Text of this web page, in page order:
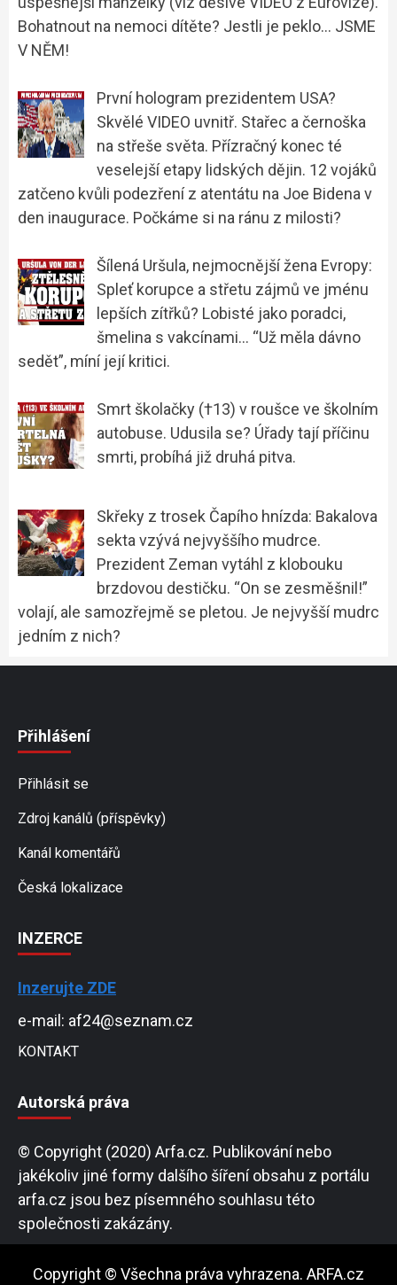
Bohatnout na nemoci dítěte? Jestli je peklo… JSME
V NĚM!
První hologram prezidentem USA?
Skvělé VIDEO uvnitř. Stařec a černoška
na střeše světa. Přízračný konec té
veselejší etapy lidských dějin. 12 vojáků
zatčeno kvůli podezření z atentátu na Joe Bidena v
den inaugurace. Počkáme si na ránu z milosti?
Šílená Uršula, nejmocnější žena Evropy:
Spleť korupce a střetu zájmů ve jménu
lepších zítřků? Lobisté jako poradci,
šmelina s vakcínami… “Už měla dávno
sedět”, míní její kritici.
Smrt školačky (†13) v roušce ve školním
autobuse. Udusila se? Úřady tají příčinu
smrti, probíhá již druhá pitva.
Skřeky z trosek Čapího hnízda: Bakalova
sekta vzývá nejvyššího mudrce.
Prezident Zeman vytáhl z klobouku
brzdovou destičku. “On se zesměšnil!”
volají, ale samozřejmě se pletou. Je nejvyšší mudrc
jedním z nich?
Přihlášení
Přihlásit se
Zdroj kanálů (příspěvky)
Kanál komentářů
Česká lokalizace
INZERCE
Inzerujte ZDE
e-mail: af24@seznam.cz
KONTAKT
Autorská práva
© Copyright (2020) Arfa.cz. Publikování nebo
jakékoliv jiné formy dalšího šíření obsahu z portálu
arfa.cz jsou bez písemného souhlasu této
společnosti zakázány.
Copyright © Všechna práva vyhrazena. ARFA.cz